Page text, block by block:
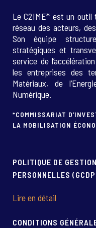
Le C2IME* est un outil
réseau des acteurs,
Son équipe
stratégiques et
service de
les entreprises des
Matériaux, de
Numérique.
*COMMISSARIAT
LA MOBILISATION
POLITIQUE DE
PERSONNELLES
Lire en détail
CONDITIONS